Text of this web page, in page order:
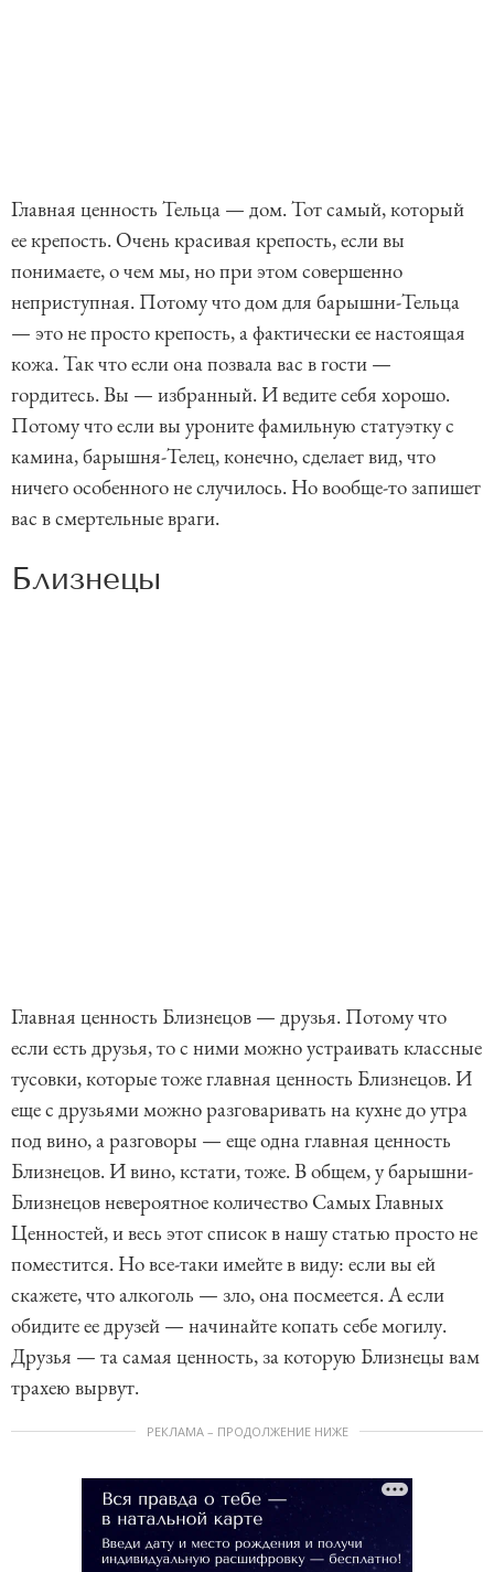
Главная ценность Тельца — дом. Тот самый, который
ее крепость. Очень красивая крепость, если вы
понимаете, о чем мы, но при этом совершенно
неприступная. Потому что дом для барышни-Тельца
— это не просто крепость, а фактически ее настоящая
кожа. Так что если она позвала вас в гости —
гордитесь. Вы — избранный. И ведите себя хорошо.
Потому что если вы уроните фамильную статуэтку с
камина, барышня-Телец, конечно, сделает вид, что
ничего особенного не случилось. Но вообще-то запишет
вас в смертельные враги.
Близнецы
Главная ценность Близнецов — друзья. Потому что
если есть друзья, то с ними можно устраивать классные
тусовки, которые тоже главная ценность Близнецов. И
еще с друзьями можно разговаривать на кухне до утра
под вино, а разговоры — еще одна главная ценность
Близнецов. И вино, кстати, тоже. В общем, у барышни-
Близнецов невероятное количество Самых Главных
Ценностей, и весь этот список в нашу статью просто не
поместится. Но все-таки имейте в виду: если вы ей
скажете, что алкоголь — зло, она посмеется. А если
обидите ее друзей — начинайте копать себе могилу.
Друзья — та самая ценность, за которую Близнецы вам
трахею вырвут.
РЕКЛАМА – ПРОДОЛЖЕНИЕ НИЖЕ